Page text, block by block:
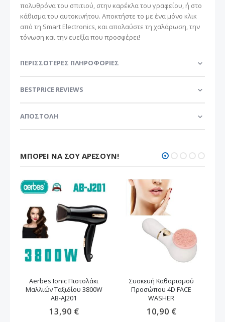
πολυθρόνα του σπιτιού, στην καρέκλα του γραφείου, ή στο
κάθισμα του αυτοκινήτου. Αποκτήστε το με ένα μόνο κλικ
από τη Smart Electronics, και απολαύστε τη χαλάρωση, την
τόνωση και την ευεξία που προσφέρει!
ΠΕΡΙΣΣΌΤΕΡΕΣ ΠΛΗΡΟΦΟΡΊΕΣ
BESTPRICE REVIEWS
ΑΠΟΣΤΟΛΗ
ΜΠΟΡΕΊ ΝΑ ΣΟΥ ΑΡΈΣΟΥΝ!
Aerbes Ionic Πιστολάκι
Μαλλιών Ταξιδίου 3800W
AB-AJ201
13,90 €
Συσκευή Καθαρισμού
Προσώπου 4D FACE
WASHER
10,90 €